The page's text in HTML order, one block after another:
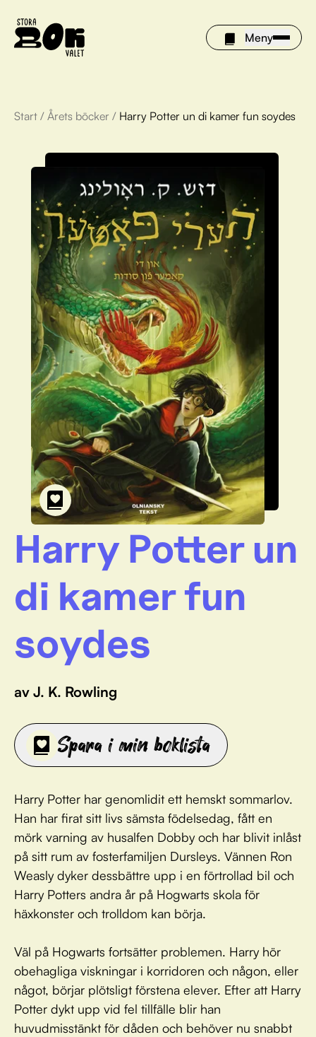
Meny
Årets böcker
Om Stora bokvalet
Olivia tipsar
Vinnare
FAQ
För bibliotek
Start / Årets böcker / Harry Potter un di kamer fun soydes
Harry Potter un
di kamer fun
soydes
av J. K. Rowling
Spara i min boklista
Harry Potter har genomlidit ett hemskt sommarlov.
Han har firat sitt livs sämsta födelsedag, fått en
mörk varning av husalfen Dobby och har blivit inlåst
på sitt rum av fosterfamiljen Dursleys. Vännen Ron
Weasly dyker dessbättre upp i en förtrollad bil och
Harry Potters andra år på Hogwarts skola för
häxkonster och trolldom kan börja.
Väl på Hogwarts fortsätter problemen. Harry hör
obehagliga viskningar i korridoren och någon, eller
något, börjar plötsligt förstena elever. Efter att Harry
Potter dykt upp vid fel tillfälle blir han
huvudmisstänkt för dåden och behöver nu snabbt